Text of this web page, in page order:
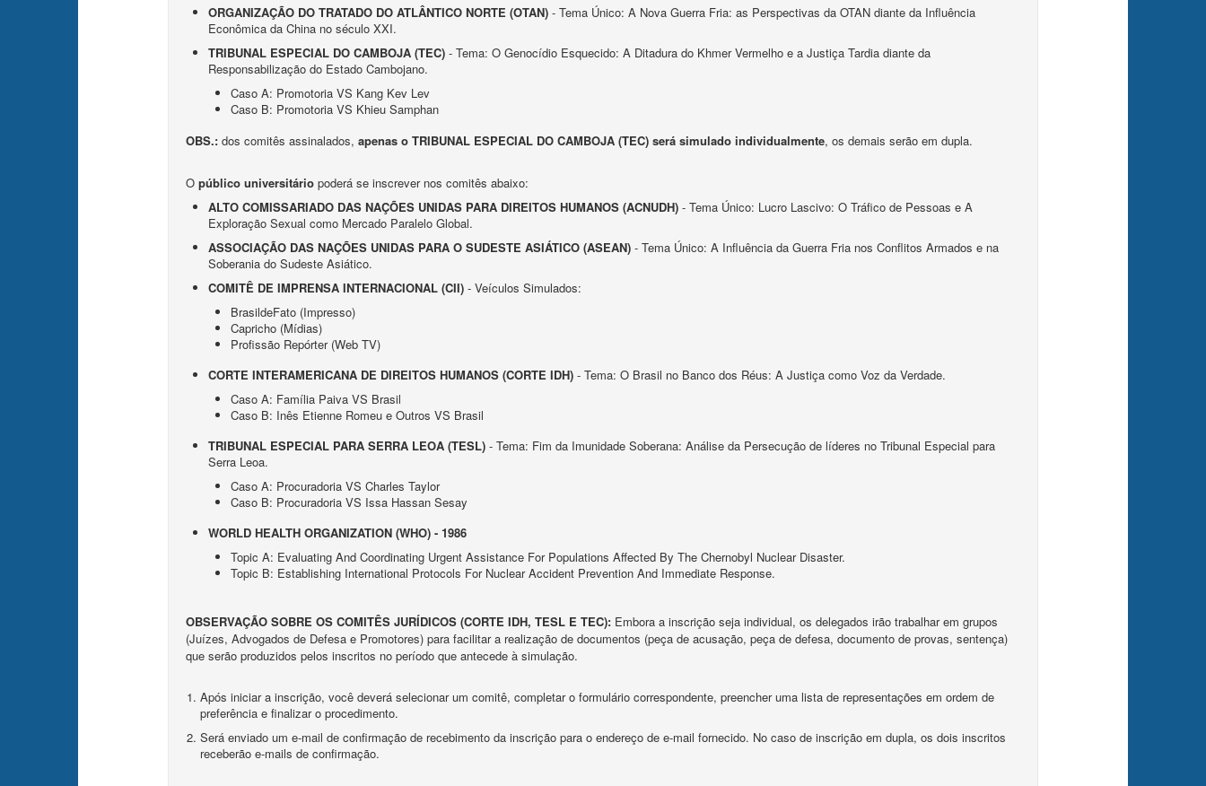
ORGANIZAÇÃO DO TRATADO DO ATLÂNTICO NORTE (OTAN) - Tema Único: A Nova Guerra Fria: as Perspectivas da OTAN diante da Influência
Econômica da China no século XXI.
TRIBUNAL ESPECIAL DO CAMBOJA (TEC) - Tema: O Genocídio Esquecido: A Ditadura do Khmer Vermelho e a Justiça Tardia diante da
Responsabilização do Estado Cambojano.
Caso A: Promotoria VS Kang Kev Lev
Caso B: Promotoria VS Khieu Samphan
OBS.: dos comitês assinalados, apenas o TRIBUNAL ESPECIAL DO CAMBOJA (TEC) será simulado individualmente, os demais serão em dupla.
O público universitário poderá se inscrever nos comitês abaixo:
ALTO COMISSARIADO DAS NAÇÕES UNIDAS PARA DIREITOS HUMANOS (ACNUDH) - Tema Único: Lucro Lascivo: O Tráfico de Pessoas e A
Exploração Sexual como Mercado Paralelo Global.
ASSOCIAÇÃO DAS NAÇÕES UNIDAS PARA O SUDESTE ASIÁTICO (ASEAN) - Tema Único: A Influência da Guerra Fria nos Conflitos Armados e na
Soberania do Sudeste Asiático.
COMITÊ DE IMPRENSA INTERNACIONAL (CII) - Veículos Simulados:
BrasildeFato (Impresso)
Capricho (Mídias)
Profissão Repórter (Web TV)
CORTE INTERAMERICANA DE DIREITOS HUMANOS (CORTE IDH) - Tema: O Brasil no Banco dos Réus: A Justiça como Voz da Verdade.
Caso A: Família Paiva VS Brasil
Caso B: Inês Etienne Romeu e Outros VS Brasil
TRIBUNAL ESPECIAL PARA SERRA LEOA (TESL) - Tema: Fim da Imunidade Soberana: Análise da Persecução de líderes no Tribunal Especial para
Serra Leoa.
Caso A: Procuradoria VS Charles Taylor
Caso B: Procuradoria VS Issa Hassan Sesay
WORLD HEALTH ORGANIZATION (WHO) - 1986
Topic A: Evaluating And Coordinating Urgent Assistance For Populations Affected By The Chernobyl Nuclear Disaster.
Topic B: Establishing International Protocols For Nuclear Accident Prevention And Immediate Response.
OBSERVAÇÃO SOBRE OS COMITÊS JURÍDICOS (CORTE IDH, TESL E TEC): Embora a inscrição seja individual, os delegados irão trabalhar em grupos
(Juízes, Advogados de Defesa e Promotores) para facilitar a realização de documentos (peça de acusação, peça de defesa, documento de provas, sentença)
que serão produzidos pelos inscritos no período que antecede à simulação.
Após iniciar a inscrição, você deverá selecionar um comitê, completar o formulário correspondente, preencher uma lista de representações em ordem de
preferência e finalizar o procedimento.
Será enviado um e-mail de confirmação de recebimento da inscrição para o endereço de e-mail fornecido. No caso de inscrição em dupla, os dois inscritos
receberão e-mails de confirmação.